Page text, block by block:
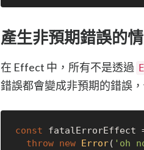
產生非預期錯誤的
在 Effect 中，所有不是透過
錯誤都會變成非預期的錯誤
const fatalErrorEffect
throw new Error( 'oh